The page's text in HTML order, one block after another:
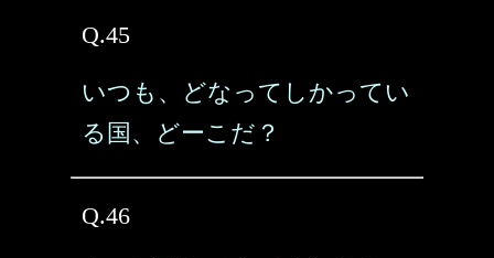
Q.45
いつも、どなってしかってい
る国、どーこだ？
Q.46